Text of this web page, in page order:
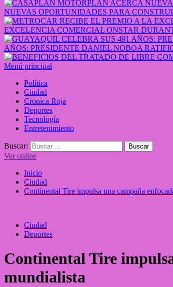
NUEVAS OPORTUNIDADES PARA
EXCELENCIA COMERCIAL ONSTAR
AÑOS: PRESIDENTE DANIEL NOBOA
Menú principal
Política
Ciudad
Cronica Roja
Deportes
Tecnología
Entretenimiento
Buscar:
Ver online
Inicio
Ciudad
Continental Tire impulsa una campaña
Ciudad
Deportes
Continental Tire
mundialista